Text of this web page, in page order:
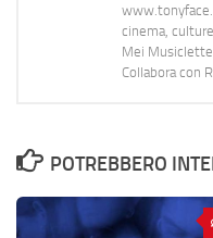
cinema,
Mei
Collabora con
POTREBBERO